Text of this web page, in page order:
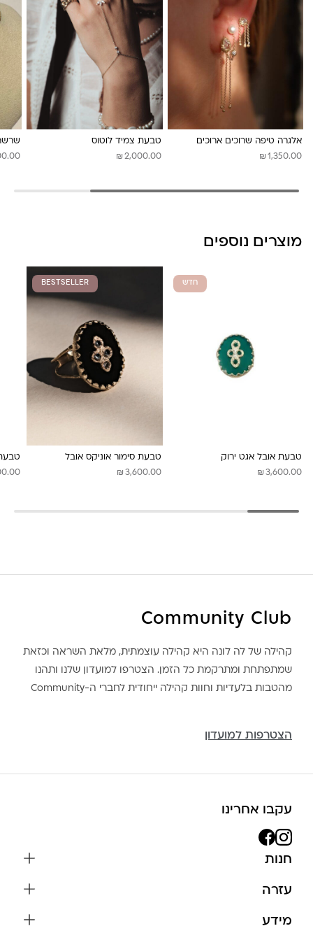
אלגרה טיפה שרוכים ארוכים
₪ 1,350.00
טבעת צמיד לוטוס
₪ 2,000.00
מוצרים נוספים
חדש
טבעת אובל אגט ירוק
₪ 3,600.00
BESTSELLER
טבעת סימור אוניקס אובל
₪ 3,600.00
Community Club
קהילה של לה לונה היא קהילה עוצמתית, מלאת השראה וכזאת
שמתפתחת ומתרקמת כל הזמן. הצטרפו למועדון שלנו ותהנו
מהטבות בלעדיות וחוות קהילה ייחודית לחברי ה-Community
הצטרפות למועדון
עקבו אחרינו
חנות
צמידים
עזרה
מידע